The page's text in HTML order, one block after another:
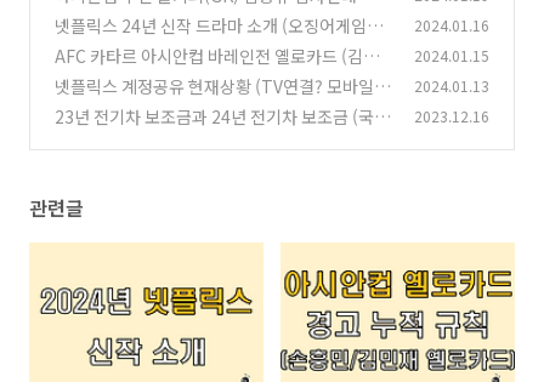
로 아시안컵 하차.. (1)
넷플릭스 24년 신작 드라마 소개 (오징어게임2,
지우학2) (1)
2024.01.16
AFC 카타르 아시안컵 바레인전 옐로카드 (김민
재, 손흥민) (0)
2024.01.15
넷플릭스 계정공유 현재상황 (TV연결? 모바일?
유료?)
(0)
2024.01.13
23년 전기차 보조금과 24년 전기차 보조금 (국고
2023.12.16
관련글